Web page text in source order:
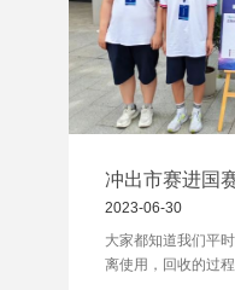
冲出市赛进国
很亮眼
2023-06-30
大家都知道我们平
离使用，回收的过